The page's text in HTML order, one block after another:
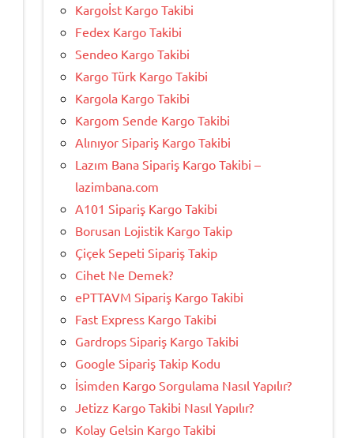
Kargoİst Kargo Takibi
Fedex Kargo Takibi
Sendeo Kargo Takibi
Kargo Türk Kargo Takibi
Kargola Kargo Takibi
Kargom Sende Kargo Takibi
Alınıyor Sipariş Kargo Takibi
Lazım Bana Sipariş Kargo Takibi –
lazimbana.com
A101 Sipariş Kargo Takibi
Borusan Lojistik Kargo Takip
Çiçek Sepeti Sipariş Takip
Cihet Ne Demek?
ePTTAVM Sipariş Kargo Takibi
Fast Express Kargo Takibi
Gardrops Sipariş Kargo Takibi
Google Sipariş Takip Kodu
İsimden Kargo Sorgulama Nasıl Yapılır?
Jetizz Kargo Takibi Nasıl Yapılır?
Kolay Gelsin Kargo Takibi